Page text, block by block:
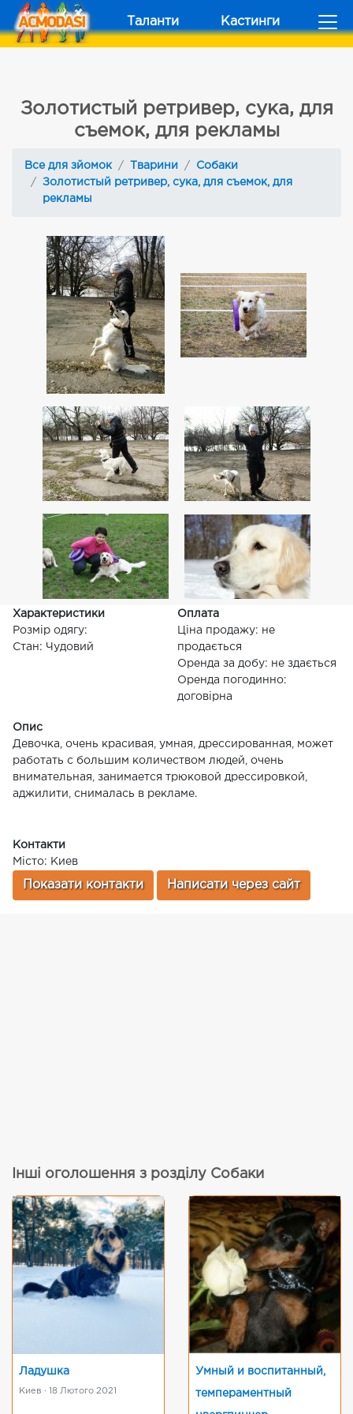
Таланти Кастинги
Золотистый ретривер, сука, для
съемок, для рекламы
Все для зйомок Тварини
Собаки
Золотистый ретривер, сука, для съемок, для
рекламы
Характеристики
Розмір одягу:
Стан: Чудовий
Оплата
Ціна продажу: не
продається
Оренда за добу: не здається
Оренда погодинно:
договірна
Опис
Девочка, очень красивая, умная, дрессированная, может
работать с большим количеством людей, очень
внимательная, занимается трюковой дрессировкой,
аджилити, снималась в рекламе.
Контакти
Місто: Киев
Показати контакти Написати через сайт
Інші оголошення з розділу Собаки
Ладушка
Киев · 18 Лютого 2021
Умный и воспитанный,
темпераментный